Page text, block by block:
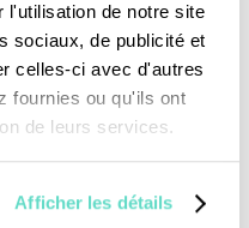
l'utilisation de notre site
sociaux, de publicité et
celles-ci avec d'autres
fournies ou qu'ils ont
de leurs services.
Afficher les détails
don
août 2026